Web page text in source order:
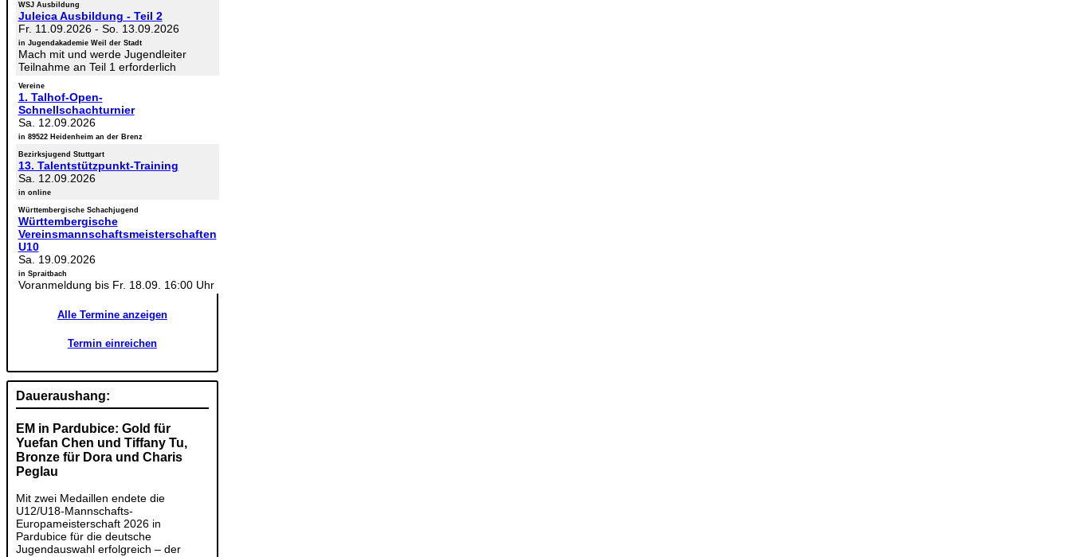
WSJ Ausbildung
Juleica Ausbildung - Teil 2
Fr. 11.09.2026- So. 13.09.2026
in Jugendakademie Weil der Stadt
Mach mit und werde Jugendleiter
Teilnahme an Teil 1 erforderlich
Vereine
1. Talhof-Open-
Schnellschachturnier
Sa. 12.09.2026
in 89522 Heidenheim an der Brenz
Bezirksjugend Stuttgart
13. Talentstützpunkt-Training
Sa. 12.09.2026
in online
Württembergische Schachjugend
Württembergische
Vereinsmannschaftsmeisterschaften
U10
Sa. 19.09.2026
in Spraitbach
Voranmeldung bis Fr. 18.09. 16:00 Uhr
Alle Termine anzeigen
Termin einreichen
Daueraushang:
EM in Pardubice: Gold für
Yuefan Chen und Tiffany Tu,
Bronze für Dora und Charis
Peglau
Mit zwei Medaillen endete die
U12/U18-Mannschafts-
Europameisterschaft 2026 in
Pardubice für die deutsche
Jugendauswahl erfolgreich – der